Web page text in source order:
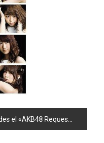
Request list best 2016»